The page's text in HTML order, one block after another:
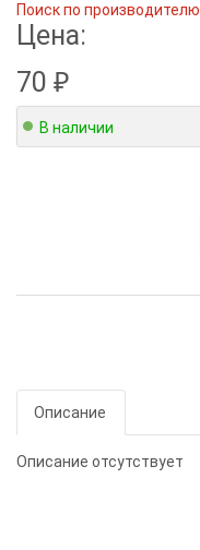
Поиск по производителю
Цена:
70 ₽
В наличии
Описание
Описание отсутствует